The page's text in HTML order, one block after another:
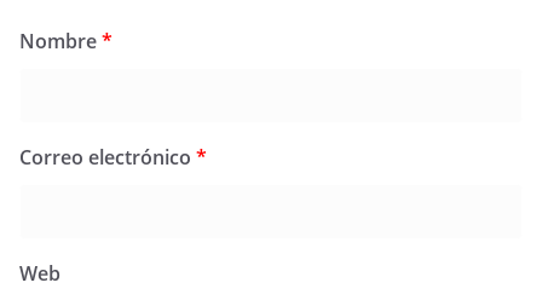
Nombre*
Correo electrónico *
Web